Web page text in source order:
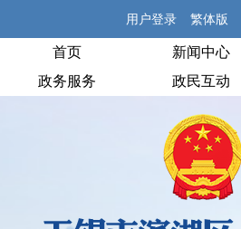
用户登录 繁体版
首页 新闻中心
政务服务
政民互动